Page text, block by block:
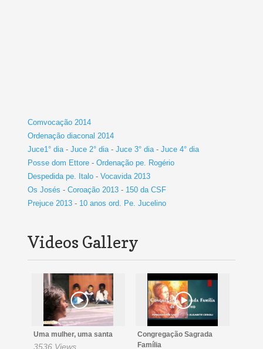
Comvocação 2014
Ordenação diaconal 2014
Juce1° dia- Juce 2° dia - Juce 3° dia - Juce 4° dia
Posse dom Ettore- Ordenação pe. Rogério
Despedida pe. Italo- Vocavida 2013
Os Josés - Coroação 2013- 150 da CSF
Prejuce 2013 - 10 anos ord. Pe. Jucelino
Videos Gallery
Uma mulher, uma santa
3536 Views
Congregação Sagrada
Família